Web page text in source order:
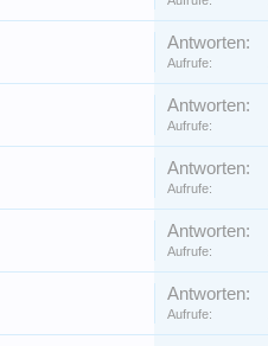
Antworten:
Aufrufe:
Antworten:
Aufrufe:
Antworten:
Aufrufe:
Antworten:
Aufrufe:
Antworten:
Aufrufe: